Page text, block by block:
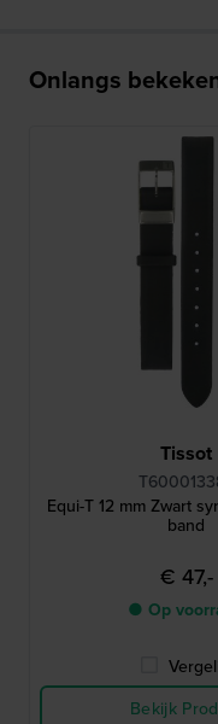
Onlangs
Tissot
Equi-T 12 mm Zwart
band
€ 47,-
● Op
Bekijk